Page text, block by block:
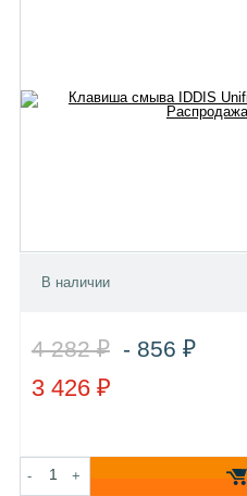
В наличии
4 282 ₽ - 856 ₽
3 426 ₽
- +